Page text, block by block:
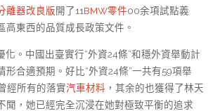
離器改良版開了11BMW零件00余項試點義
高東西的品質成長政策文件。
化。中國出臺實行“外資24條”和穩外資舉動計
形合適預期。好比“外資24條”一共有59項舉
經所有的落實汽車材料 ，其余的也獲得了林天
聞，她已經完全沉浸在她對極致平衡的追求